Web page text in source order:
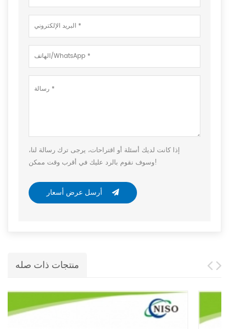
إذا كانت لديك أسئلة أو اقتراحات، يرجى ترك رسالة لنا،
وسوف نقوم بالرد عليك في أقرب وقت ممكن!
منتجات ذات صله